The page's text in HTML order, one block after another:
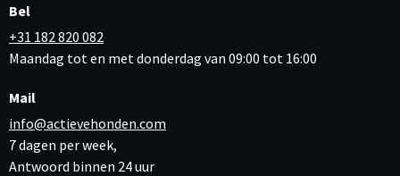
Bel
+31 182 820 082
Maandag tot en met donderdag van 09:00 tot 16:00
Mail
info@actievehonden.com
7 dagen per week,
Antwoord binnen 24 uur